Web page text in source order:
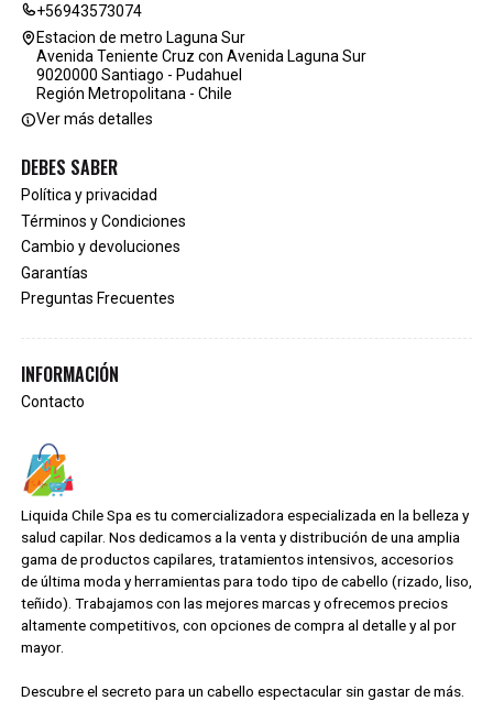
+56943573074
Estacion de metro Laguna Sur
Avenida Teniente Cruz con Avenida Laguna Sur
9020000 Santiago - Pudahuel
Región Metropolitana - Chile
Ver más detalles
DEBES SABER
Política y privacidad
Términos y Condiciones
Cambio y devoluciones
Garantías
Preguntas Frecuentes
INFORMACIÓN
Contacto
Liquida Chile Spa es tu comercializadora especializada en la belleza y
salud capilar. Nos dedicamos a la venta y distribución de una amplia
gama de productos capilares, tratamientos intensivos, accesorios
de última moda y herramientas para todo tipo de cabello (rizado, liso,
teñido). Trabajamos con las mejores marcas y ofrecemos precios
altamente competitivos, con opciones de compra al detalle y al por
mayor.
Descubre el secreto para un cabello espectacular sin gastar de más.